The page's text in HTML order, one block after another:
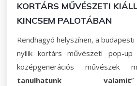
KORTÁRS MŰVÉSZETI
KINCSEM PALOTÁBAN
Rendhagyó helyszínen, a
nyílik kortárs művészeti pop-
középgenerációs művészek
tanulhatunk valamit